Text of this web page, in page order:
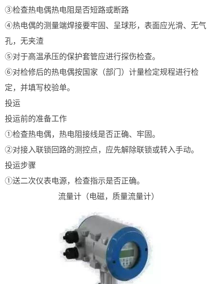
③检查热电偶热电阻是否短路或断路
④热电偶的测量端焊接要牢固、呈球形，表面应光滑、无气
孔，无夹渣
⑤对于高温承压的保护套管应进行探伤检查。
⑥对检修后的热电偶按国家（部门）计量检定规程进行检
定，并填写校验单。
投运
投运前的准备工作
①检查热电偶，热电阻接线是否正确、牢固。
②对接入联锁回路的测控点，应先解除联锁或转入手动。
投运步骤
①送二次仪表电源，检查指示是否正确。
流量计（电磁，质量流量计）